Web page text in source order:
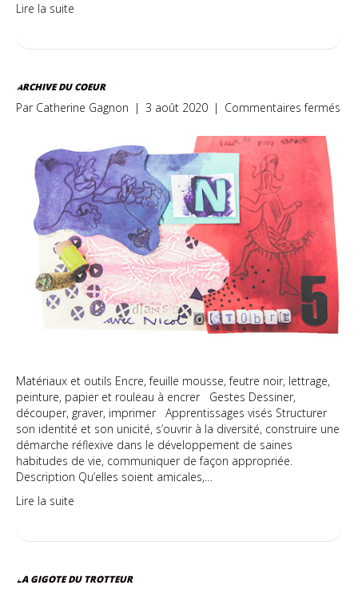
Lire la suite
ARCHIVE DU COEUR
Par Catherine Gagnon | 3 août 2020 | Commentaires fermés
Matériaux et outils Encre, feuille mousse, feutre noir, lettrage,
peinture, papier et rouleau à encrer Gestes Dessiner,
découper, graver, imprimer Apprentissages visés Structurer
son identité et son unicité, s’ouvrir à la diversité, construire une
démarche réflexive dans le développement de saines
habitudes de vie, communiquer de façon appropriée.
Description Qu’elles soient amicales,…
Lire la suite
LA GIGOTE DU TROTTEUR